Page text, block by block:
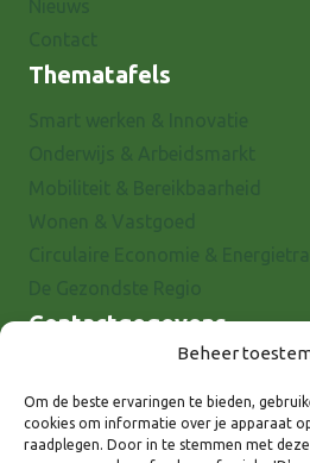
Beheer
Om de beste ervaringen te bieden,
cookies om informatie over je apparaat
raadplegen. Door in te stemmen met
Thematafels
Contactgegevens
7001 EX Doetinchem
E-mail: info@8rhk.nl